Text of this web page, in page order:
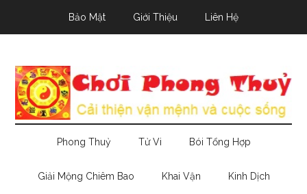
Bảo Mật Giới Thiệu Liên Hệ
Phong Thuỷ Tử Vi Bói Tổng Hợp
Giải Mộng Chiêm Bao Khai Vận Kinh Dịch